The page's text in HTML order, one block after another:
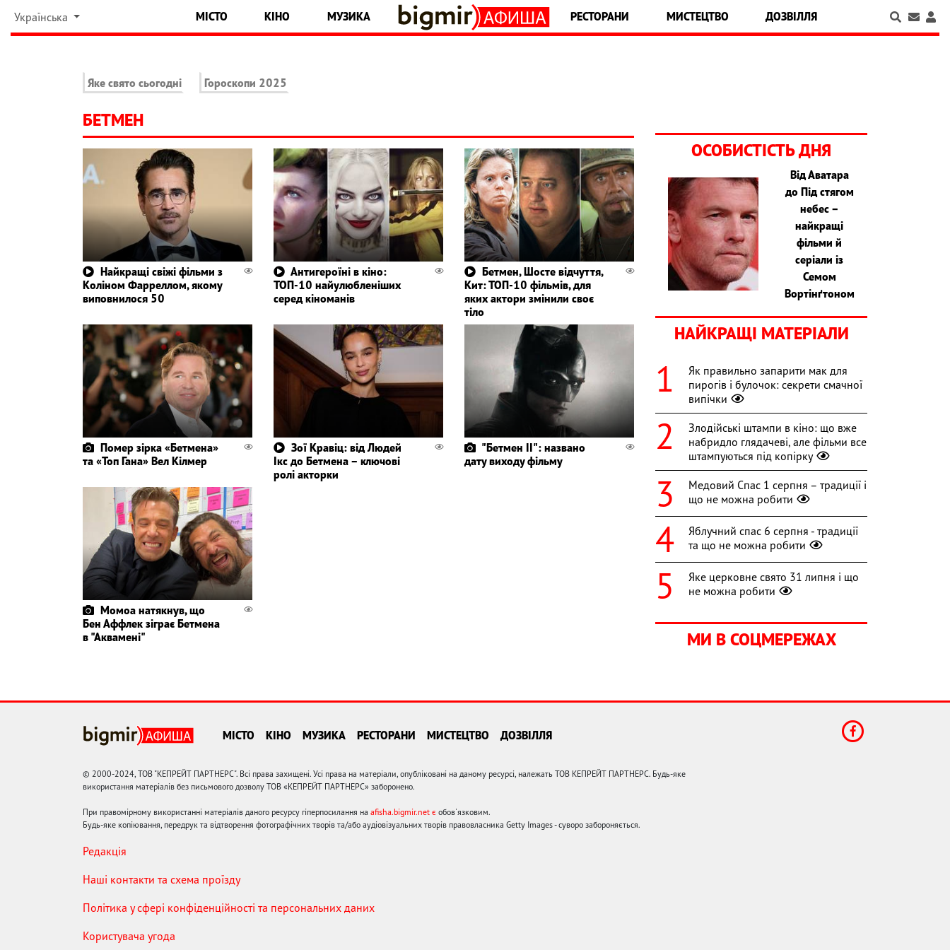
Українська МІСТО КІНО МУЗИКА РЕСТОРАНИ МИСТЕЦТВО ДОЗВІЛЛЯ
Яке свято сьогодні Гороскопи 2025
БЕТМЕН
Найкращі свіжі фільми з
Коліном Фарреллом, якому
виповнилося 50
Антигероїні в кіно:
ТОП-10 найулюбленіших
серед кіноманів
Бетмен, Шосте відчуття,
Кит: ТОП-10 фільмів, для
яких актори змінили своє
тіло
Помер зірка «Бетмена»
та «Топ Гана» Вел Кілмер
Зої Кравіц: від Людей
Ікс до Бетмена – ключові
ролі акторки
"Бетмен II": названо
дату виходу фільму
Момоа натякнув, що
Бен Аффлек зіграє Бетмена
в "Аквамені"
ОСОБИСТІСТЬ ДНЯ
Від Аватара
до Під стягом
небес –
найкращі
фільми й
серіали із
Семом
Вортінґтоном
НАЙКРАЩІ МАТЕРІАЛИ
Як правильно запарити мак для
пирогів і булочок: секрети смачної
випічки
Злодійські штампи в кіно: що вже
набридло глядачеві, але фільми все
штампуються під копірку
Медовий Спас 1 серпня – традиції і
що не можна робити
Яблучний спас 6 серпня - традиції
та що не можна робити
Яке церковне свято 31 липня і що
не можна робити
МИ В СОЦМЕРЕЖАХ
МІСТО КІНО МУЗИКА РЕСТОРАНИ МИСТЕЦТВО ДОЗВІЛЛЯ
© 2000-2024, ТОВ "КЕПРЕЙТ ПАРТНЕРС". Всі права захищені. Усі права на матеріали, опубліковані на даному ресурсі, належать ТОВ КЕПРЕЙТ ПАРТНЕРС. Будь-яке
використання матеріалів без письмового дозволу ТОВ «КЕПРЕЙТ ПАРТНЕРС» заборонено.
При правомірному використанні матеріалів даного ресурсу гіперпосилання на afisha.bigmir.net є обов'язковим.
Будь-яке копіювання, передрук та відтворення фотографічних творів та/або аудіовізуальних творів правовласника Getty Images - суворо забороняється.
Редакція
Наші контакти та схема проїзду
Політика у сфері конфіденційності та персональних даних
Користувача угода